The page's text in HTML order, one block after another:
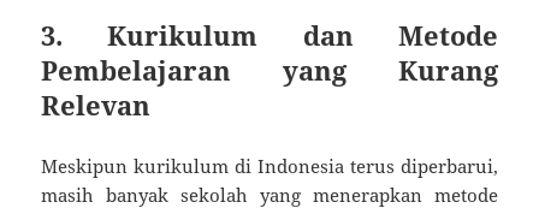
3. Kurikulum dan Metode
Pembelajaran yang Kurang
Relevan
Meskipun kurikulum di Indonesia terus diperbarui,
masih banyak sekolah yang menerapkan metode